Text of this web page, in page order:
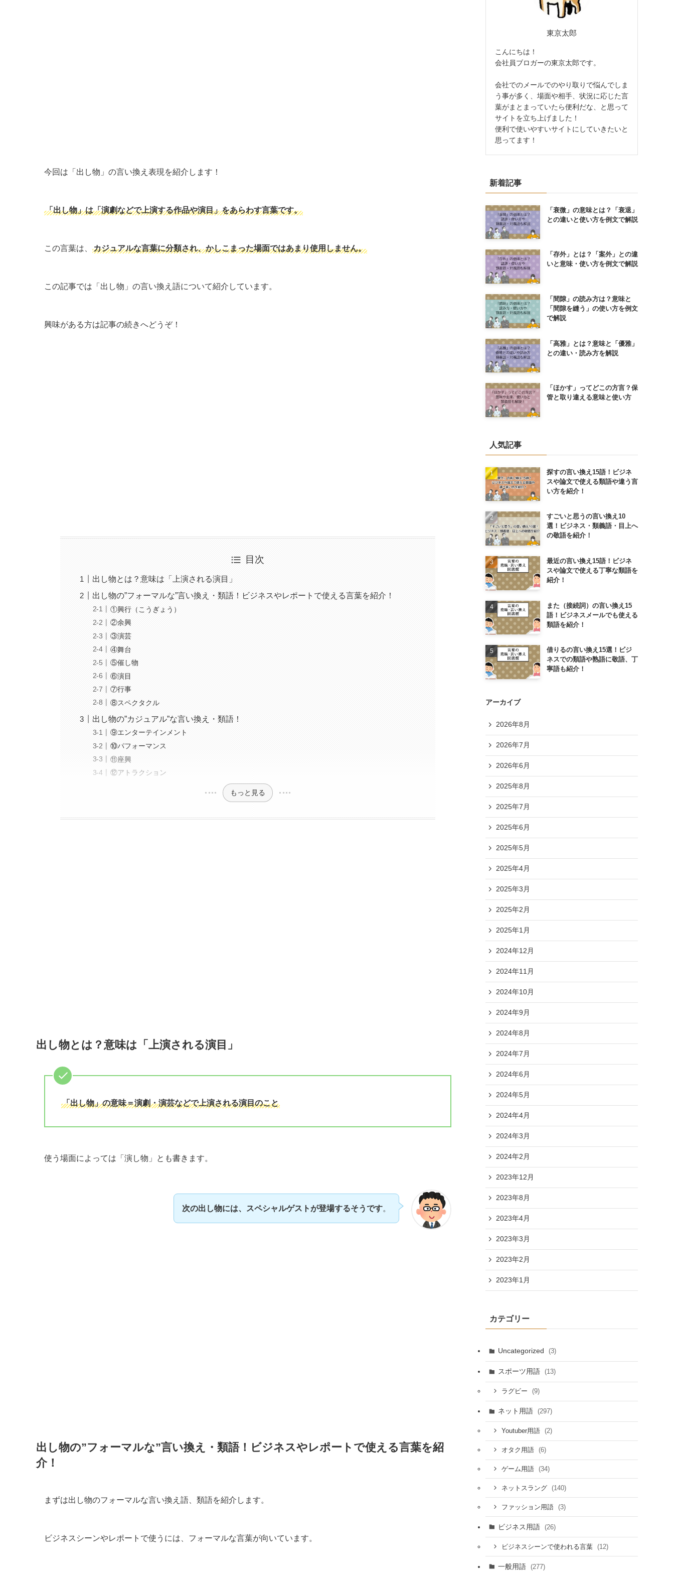
今回は「出し物」の言い換え表現を紹介します！
「出し物」は「演劇などで上演する作品や演目」をあらわす言葉です。
この言葉は、 カジュアルな言葉に分類され、かしこまった場面ではあまり使用しません。
この記事では「出し物」の言い換え語について紹介しています。
興味がある方は記事の続きへどうぞ！
目次
出し物とは？意味は「上演される演目」
出し物の”フォーマルな”言い換え・類語！ビジネスやレポートで使える言葉を紹介！
①興行（こうぎょう）
②余興
③演芸
④舞台
⑤催し物
⑥演目
⑦行事
⑧スペクタクル
出し物の”カジュアル”な言い換え・類語！
⑨エンターテインメント
⑩パフォーマンス
⑪座興
⑫アトラクション
もっと見る
出し物とは？意味は「上演される演目」
「出し物」の意味＝演劇・演芸などで上演される演目のこと
使う場面によっては「演し物」とも書きます。
次の出し物には、スペシャルゲストが登場するそうです。
出し物の”フォーマルな”言い換え・類語！ビジネスやレポートで使える言葉を紹
介！
まずは出し物のフォーマルな言い換え語、類語を紹介します。
ビジネスシーンやレポートで使うには、フォーマルな言葉が向いています。
東京太郎
こんにちは！
会社員ブロガーの東京太郎です。
会社でのメールでのやり取りで悩んでしま
う事が多く、場面や相手、状況に応じた言
葉がまとまっていたら便利だな、と思って
サイトを立ち上げました！
便利で使いやすいサイトにしていきたいと
思ってます！
新着記事
「衰微」の意味とは？「衰退」
との違いと使い方を例文で解説
「存外」とは？「案外」との違
いと意味・使い方を例文で解説
「間隙」の読み方は？意味と
「間隙を縫う」の使い方を例文
で解説
「高雅」とは？意味と「優雅」
との違い・読み方を解説
「ほかす」ってどこの方言？保
管と取り違える意味と使い方
人気記事
探すの言い換え15語！ビジネ
スや論文で使える類語や違う言
い方を紹介！
すごいと思うの言い換え10
選！ビジネス・類義語・目上へ
の敬語を紹介！
最近の言い換え15語！ビジネ
スや論文で使える丁寧な類語を
紹介！
また（接続詞）の言い換え15
語！ビジネスメールでも使える
類語を紹介！
借りるの言い換え15選！ビジ
ネスでの類語や熟語に敬語、丁
寧語も紹介！
アーカイブ
2026年8月
2026年7月
2026年6月
2025年8月
2025年7月
2025年6月
2025年5月
2025年4月
2025年3月
2025年2月
2025年1月
2024年12月
2024年11月
2024年10月
2024年9月
2024年8月
2024年7月
2024年6月
2024年5月
2024年4月
2024年3月
2024年2月
2023年12月
2023年8月
2023年4月
2023年3月
2023年2月
2023年1月
カテゴリー
Uncategorized (3)
スポーツ用語 (13)
ラグビー (9)
ネット用語 (297)
Youtuber用語 (2)
オタク用語 (6)
ゲーム用語 (34)
ネットスラング (140)
ファッション用語 (3)
ビジネス用語 (26)
ビジネスシーンで使われる言葉 (12)
一般用語 (277)